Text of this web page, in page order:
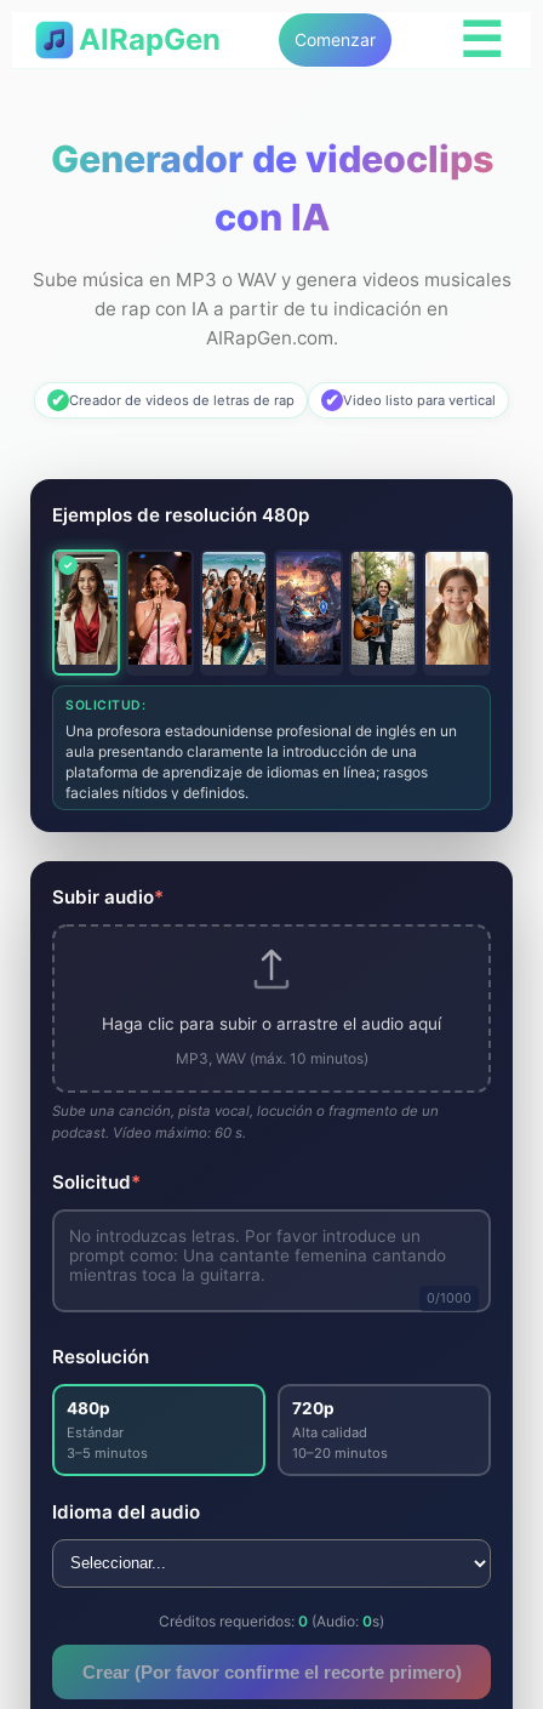
AIRapGen Comenzar ☰
Generador de videoclips
con IA
Sube música en MP3 o WAV y genera videos musicales
de rap con IA a partir de tu indicación en
AIRapGen.com.
✔ Creador de videos de letras de rap ✔ Video listo para vertical
Generador de videos musicales con
Subir audio*
Haga clic para subir o arrastre el audio aquí
MP3, WAV (máx. 10 minutos)
Sube una canción, pista vocal, locución o fragmento de un
podcast. Vídeo máximo: 60 s.
Solicitud*
0/1000
Resolución
480p
Estándar
3–5 minutos
720p
Alta calidad
10–20 minutos
Idioma del audio
Créditos requeridos: 0 (Audio: 0s)
Crear (Por favor confirme el recorte primero)
Ejemplos de resolución 480p
SOLICITUD:
Una profesora estadounidense profesional de inglés en un
aula presentando claramente la introducción de una
plataforma de aprendizaje de idiomas en línea; rasgos
faciales nítidos y definidos.